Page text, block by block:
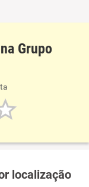
Grupo
localização